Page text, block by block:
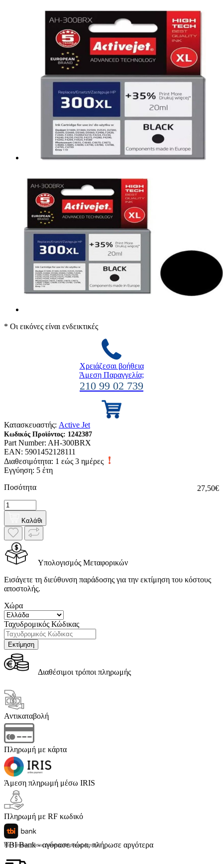
* Οι εικόνες είναι ενδεικτικές
Χρειάζεσαι βοήθεια
Άμεση Παραγγελία;
210 99 02 739
Κατασκευαστής: Active Jet
Κωδικός Προϊόντος: 1242387
Part Number: AH-300BRX
EAN: 5901452128111
Διαθεσιμότητα: 1 εώς 3 ημέρες
Εγγύηση: 5 έτη
27,50€
Ποσότητα
Καλάθι
Υπολογισμός Μεταφορικών
Εισάγετε τη διεύθυνση παράδοσης για την εκτίμηση του κόστους
αποστολής.
Χώρα
Ταχυδρομικός Κώδικας
Διαθέσιμοι τρόποι πληρωμής
Αντικαταβολή
Πληρωμή με κάρτα
Άμεση πληρωμή μέσω IRIS
Πληρωμή με RF κωδικό
TBI Bank - αγόρασε τώρα, πλήρωσε αργότερα
Με 4 άτοκες δόσεις (κόστος υπηρεσίας 4 ευρώ)